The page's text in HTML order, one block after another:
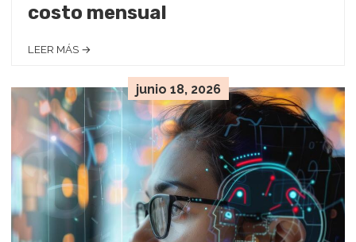
costo mensual
LEER MÁS →
junio 18, 2026